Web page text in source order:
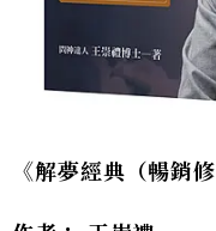
《解夢經典（暢銷